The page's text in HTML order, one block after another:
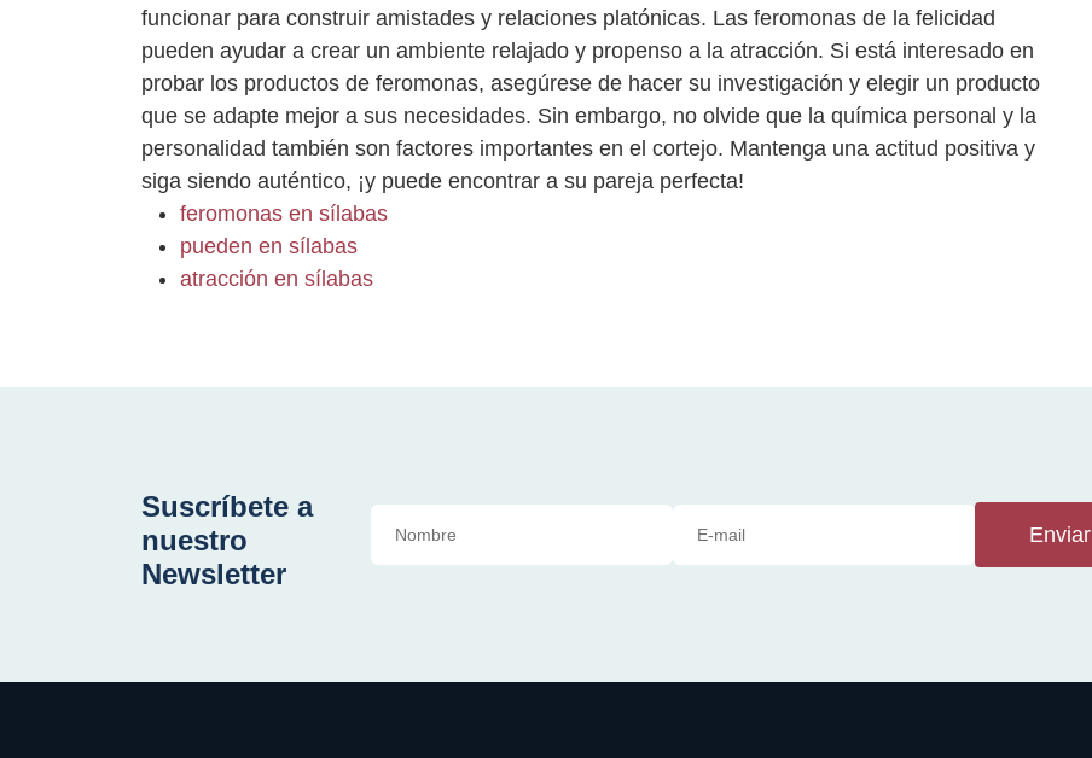
funcionar para construir amistades y relaciones platónicas. Las feromonas de la felicidad
pueden ayudar a crear un ambiente relajado y propenso a la atracción. Si está interesado en
probar los productos de feromonas, asegúrese de hacer su investigación y elegir un producto
que se adapte mejor a sus necesidades. Sin embargo, no olvide que la química personal y la
personalidad también son factores importantes en el cortejo. Mantenga una actitud positiva y
siga siendo auténtico, ¡y puede encontrar a su pareja perfecta!
feromonas en sílabas
pueden en sílabas
atracción en sílabas
Suscríbete a
nuestro
Newsletter
Enviar